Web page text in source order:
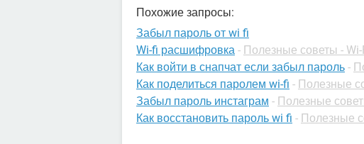
Похожие запросы:
Забыл пароль от wi fi
Wi-fi расшифровка - Полезные советы - Wi-
Как войти в снапчат если забыл пароль -
Как поделиться паролем wi-fi - Полезные
Забыл пароль инстаграм - Полезные
Как восстановить пароль wi fi - Полезные